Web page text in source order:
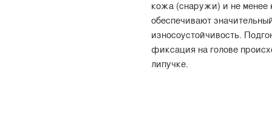
кожа (снаружи) и не менее
обеспечивают
износоустойчивость.
фиксация на голове
липучке.